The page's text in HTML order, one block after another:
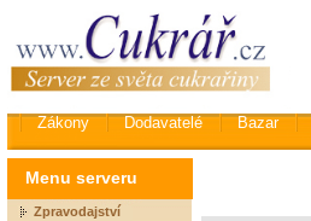
Zákony Dodavatelé Bazar
Menu serveru
Zpravodajství